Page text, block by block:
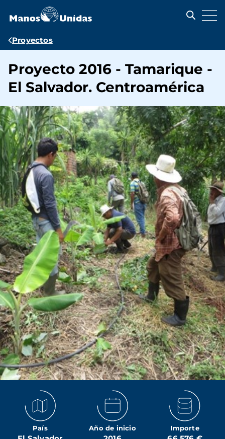
contenido
Ruta
navegación
Proyectos
Proyecto 2016 - Tamarique -
El Salvador. Centroamérica
País Año de inicio Importe